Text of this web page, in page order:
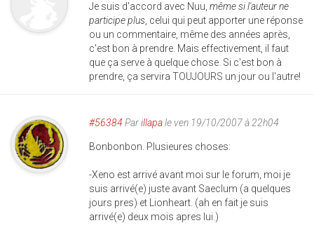
Je suis d'accord avec Nuu, même si l'auteur ne
participe plus , celui qui peut apporter une réponse
ou un commentaire, même des années après,
c'est bon à prendre. Mais effectivement, il faut
que ça serve à quelque chose. Si c'est bon à
prendre, ça servira TOUJOURS un jour ou l'autre!
#56384 Parillapale ven 19/10/2007 à 22h04
Bonbonbon. Plusieures choses:
-Xeno est arrivé avant moi sur le forum, moi je
suis arrivé(e) juste avant Saeclum (a quelques
jours pres) et Lionheart. (ah en fait je suis
arrivé(e) deux mois apres lui.)